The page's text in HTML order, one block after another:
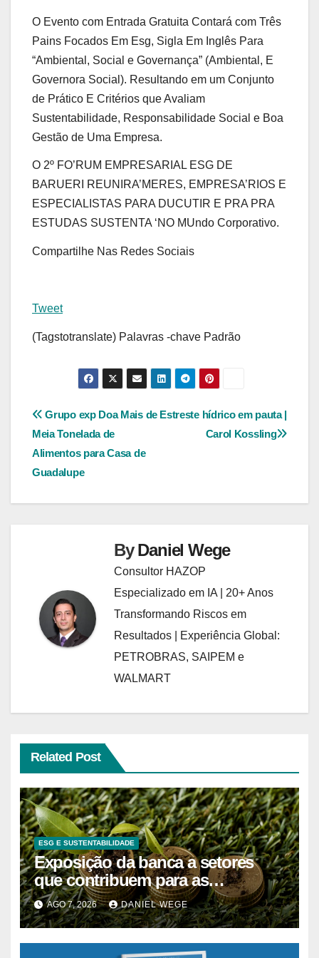
O Evento com Entrada Gratuita Contará com Três
Pains Focados Em Esg, Sigla Em Inglês Para
“Ambiental, Social e Governança” (Ambiental, E
Governora Social). Resultando em um Conjunto
de Prático E Critérios que Avaliam
Sustentabilidade, Responsabilidade Social e Boa
Gestão de Uma Empresa.
O 2º FO’RUM EMPRESARIAL ESG DE
BARUERI REUNIRA’MERES, EMPRESA’RIOS E
ESPECIALISTAS PARA DUCUTIR E PRA PRA
ESTUDAS SUSTENTA ‘NO MUndo Corporativo.
Compartilhe Nas Redes Sociais
Tweet
(Tagstotranslate) Palavras -chave Padrão
Navegação
de
Post
Estreste hídrico em pauta |
Carol Kossling
Grupo exp Doa Mais de
Meia Tonelada de
Alimentos para Casa de
Guadalupe
ByDaniel Wege
Consultor HAZOP
Especializado em IA | 20+ Anos
Transformando Riscos em
Resultados | Experiência Global:
PETROBRAS, SAIPEM e
WALMART
Related Post
ESG E SUSTENTABILIDADE
Exposição da banca a setores
que contribuem para as
alterações climáticas mantém-se
nos 62%
AGO 7, 2026 DANIEL WEGE